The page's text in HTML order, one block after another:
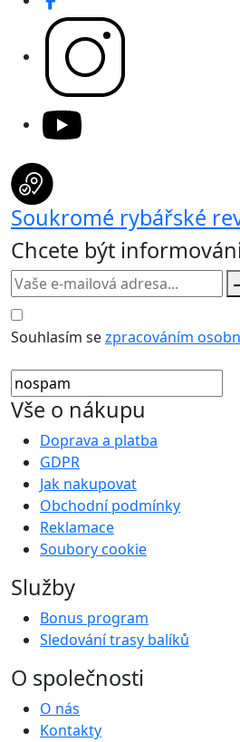
Soukromé rybářské
Chcete být
Souhlasím sezpracováním
Vše o nákupu
Doprava a platba
GDPR
Jak nakupovat
Obchodní podmínky
Reklamace
Soubory cookie
Služby
Bonus program
Sledování trasy balíků
O společnosti
O nás
Kontakty